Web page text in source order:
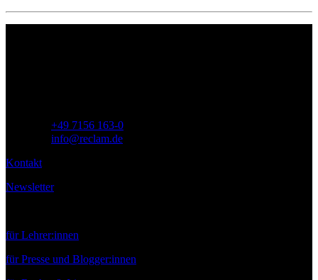
+49 7156 163-0
info@reclam.de
Kontakt
Newsletter
für Lehrer:innen
für Presse und Blogger:innen